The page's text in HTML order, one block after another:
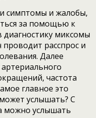
симптомы и жалобы,
за помощью к
диагностику миксомы
расспрос и
Далее
частота
главное это
услышать? С
можно услышать